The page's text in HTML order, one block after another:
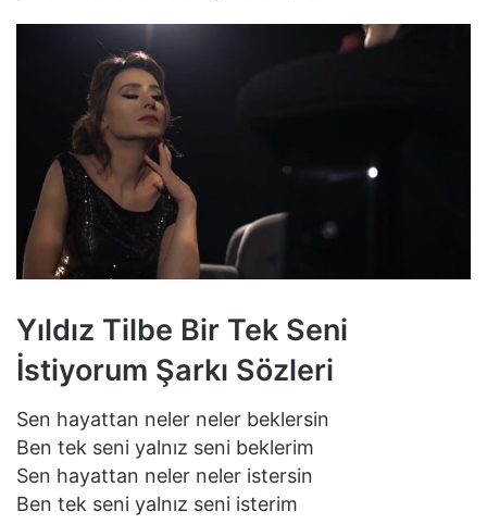
Yıldız Tilbe Bir Tek Seni
İstiyorum Şarkı Sözleri
Sen hayattan neler neler beklersin
Ben tek seni yalnız seni beklerim
Sen hayattan neler neler istersin
Ben tek seni yalnız seni isterim